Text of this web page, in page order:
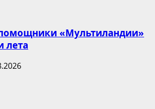
«Мультиландии»
лета